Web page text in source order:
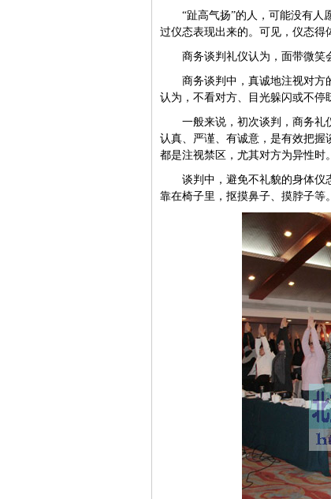
“趾高气扬”的人，可能没有人
过仪态表现出来的。可见，仪态得
商务谈判礼仪认为，面带微笑
商务谈判中，真诚地注视对方
认为， 不看对方、目光躲闪或不停
一般来说，初次谈判，商务礼
认真、严谨、有诚意，是有效把握
都是注视禁区，尤其对方为异性时。
谈判中，避免不礼貌的身体仪
靠在椅子里，抠摸鼻子、摸脖子等。